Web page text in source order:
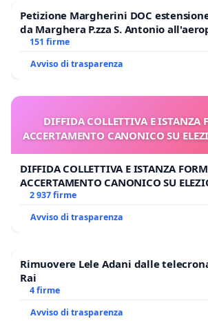
Petizione Margherini DOC
da Marghera P.zza S. Antonio
Polo tariffa a € 1,50
151 firme
Avviso di trasparenza
DIFFIDA COLLETTIVA E ISTANZA
ACCERTAMENTO CANONICO SU
DIFFIDA COLLETTIVA E ISTANZA
ACCERTAMENTO CANONICO SU
2 937 firme
Avviso di trasparenza
Rimuovere Lele Adani dalle
Rai
4 firme
Avviso di trasparenza